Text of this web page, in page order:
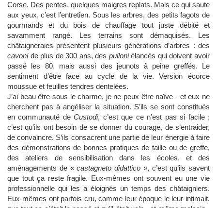
Corse. Des pentes, quelques maigres replats. Mais ce qui saute
aux yeux, c’est l’entretien. Sous les arbres, des petits fagots de
gourmands et du bois de chauffage tout juste débité et
savamment rangé. Les terrains sont démaquisés. Les
châtaigneraies présentent plusieurs générations d’arbres : des
cavonide plus de 300 ans, des pulloniélancés qui doivent avoir
passé les 80, mais aussi des jeunots à peine greffés. Le
sentiment d’être face au cycle de la vie. Version écorce
moussue et feuilles tendres dentelées.
J’ai beau être sous le charme, je ne peux être naïve - et eux ne
cherchent pas à angéliser la situation. S’ils se sont constitués
en communauté deCustodi, c’est que ce n’est pas si facile ;
c’est qu’ils ont besoin de se donner du courage, de s’entraider,
de convaincre. S’ils consacrent une partie de leur énergie à faire
des démonstrations de bonnes pratiques de taille ou de greffe,
des ateliers de sensibilisation dans les écoles, et des
aménagements de «castagneto didattico », c’est qu’ils savent
que tout ça reste fragile. Eux-mêmes ont souvent eu une vie
professionnelle qui les a éloignés un temps des châtaigniers.
Eux-mêmes ont parfois cru, comme leur époque le leur intimait,